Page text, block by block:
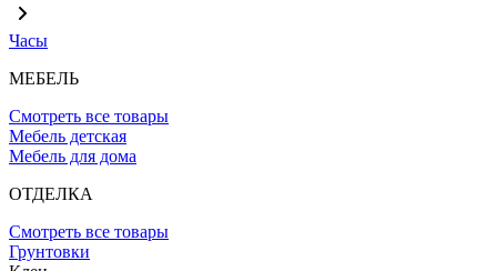
Часы
МЕБЕЛЬ
Смотреть все товары
Мебель детская
Мебель для дома
ОТДЕЛКА
Смотреть все товары
Грунтовки